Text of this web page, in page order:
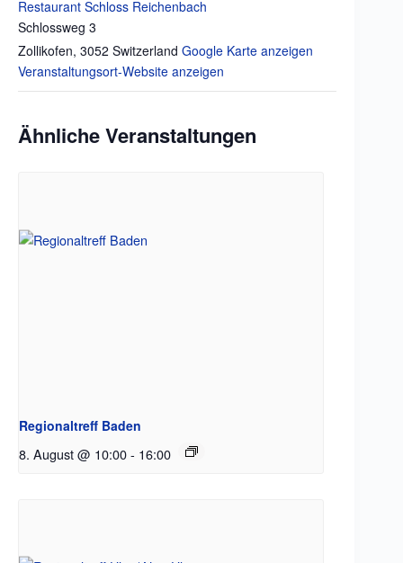
Restaurant Schloss Reichenbach
Schlossweg 3
Zollikofen, 3052 Switzerland Google Karte anzeigen
Veranstaltungsort-Website anzeigen
Ähnliche Veranstaltungen
Regionaltreff Baden
8. August @ 10:00- 16:00